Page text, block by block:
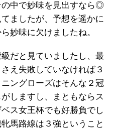
中で妙味を見出すなら◎
ましたが、予想を遥かに
妙味に欠けましたね。
だと見ていましたし、最
え失敗していなければ３
ングローズはそんな２冠
しますし、まともならス
ス女王杯でも好勝負でし
馬路線は３強ということ